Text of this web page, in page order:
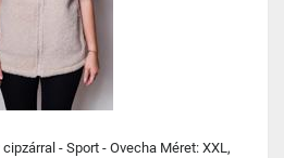
- Sport - Ovecha Méret: XXL,